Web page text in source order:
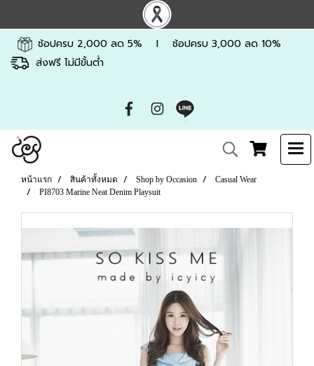
ช้อปครบ 2,000 ลด 5% l ช้อปครบ 3,000 ลด 10%
ส่งฟรี ไม่มีขั้นต่ำ
หน้าแรก สินค้าทั้งหมด Shop by Occasion
Casual Wear
PI8703 Marine Neat Denim Playsuit